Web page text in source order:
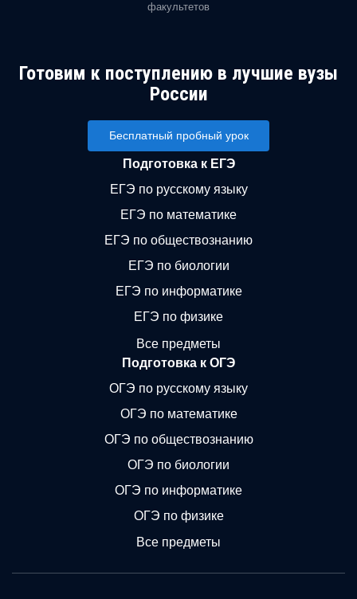
факультетов
Готовим к поступлению в лучшие вузы
России
Бесплатный пробный урок
Подготовка к ЕГЭ
ЕГЭ по русскому языку
ЕГЭ по математике
ЕГЭ по обществознанию
ЕГЭ по биологии
ЕГЭ по информатике
ЕГЭ по физике
Все предметы
Подготовка к ОГЭ
ОГЭ по русскому языку
ОГЭ по математике
ОГЭ по обществознанию
ОГЭ по биологии
ОГЭ по информатике
ОГЭ по физике
Все предметы